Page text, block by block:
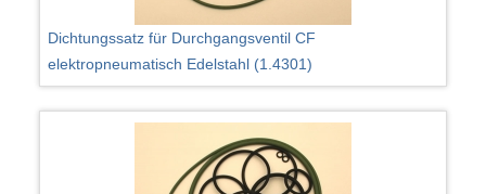
Dichtungssatz für Durchgangsventil CF
elektropneumatisch Edelstahl (1.4301)